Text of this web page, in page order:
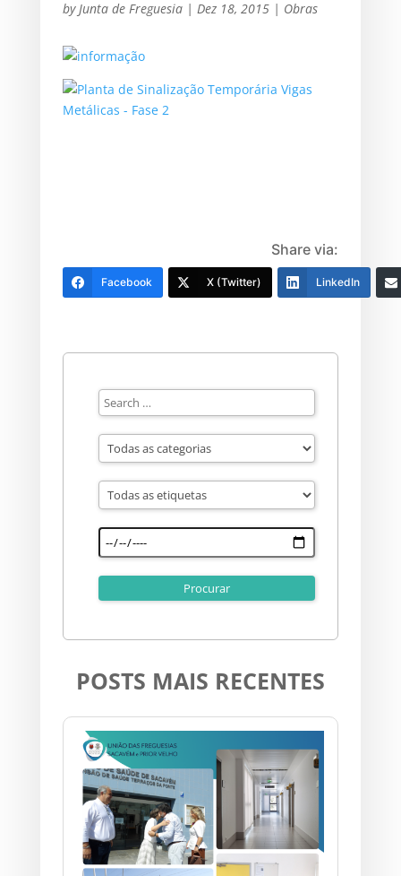
by Junta de Freguesia| Dez 18, 2015| Obras
Share via:
Facebook X (Twitter) LinkedIn
POSTS MAIS RECENTES